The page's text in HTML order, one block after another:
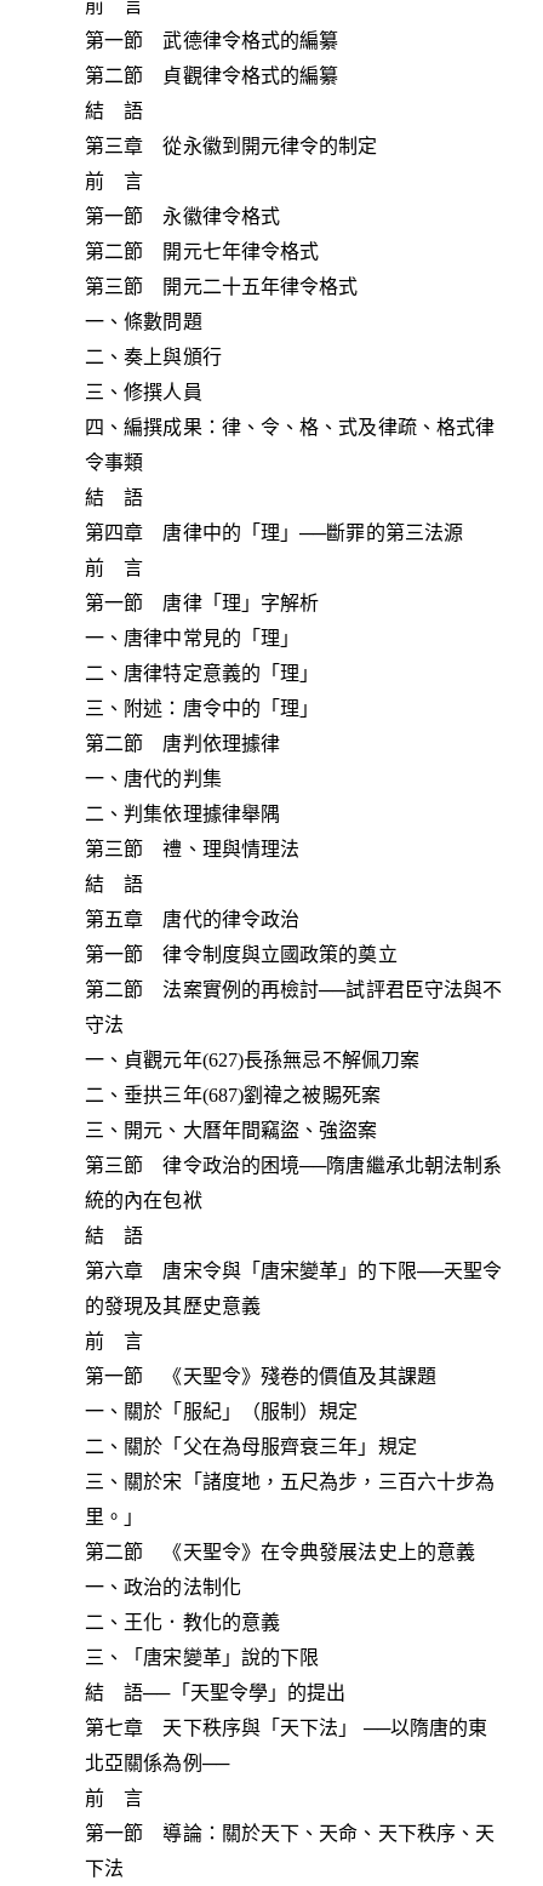
前 言
第一節 武德律令格式的編纂
第二節 貞觀律令格式的編纂
結 語
第三章 從永徽到開元律令的制定
前 言
第一節 永徽律令格式
第二節 開元七年律令格式
第三節 開元二十五年律令格式
一、條數問題
二、奏上與頒行
三、修撰人員
四、編撰成果：律、令、格、式及律疏、格式律
令事類
結 語
第四章 唐律中的「理」──斷罪的第三法源
前 言
第一節 唐律「理」字解析
一、唐律中常見的「理」
二、唐律特定意義的「理」
三、附述：唐令中的「理」
第二節 唐判依理據律
一、唐代的判集
二、判集依理據律舉隅
第三節 禮、理與情理法
結 語
第五章 唐代的律令政治
第一節 律令制度與立國政策的奠立
第二節 法案實例的再檢討──試評君臣守法與不
守法
一、貞觀元年(627)長孫無忌不解佩刀案
二、垂拱三年(687)劉禕之被賜死案
三、開元、大曆年間竊盜、強盜案
第三節 律令政治的困境──隋唐繼承北朝法制系
統的內在包袱
結 語
第六章 唐宋令與「唐宋變革」的下限──天聖令
的發現及其歷史意義
前 言
第一節 《天聖令》殘卷的價值及其課題
一、關於「服紀」（服制）規定
二、關於「父在為母服齊衰三年」規定
三、關於宋「諸度地，五尺為步，三百六十步為
里。」
第二節 《天聖令》在令典發展法史上的意義
一、政治的法制化
二、王化．教化的意義
三、「唐宋變革」說的下限
結 語──「天聖令學」的提出
第七章 天下秩序與「天下法」 ──以隋唐的東
北亞關係為例──
前 言
第一節 導論：關於天下、天命、天下秩序、天
下法